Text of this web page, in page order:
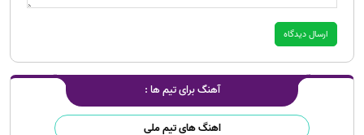
آهنگ برای تیم ها :
اهنگ های تیم ملی